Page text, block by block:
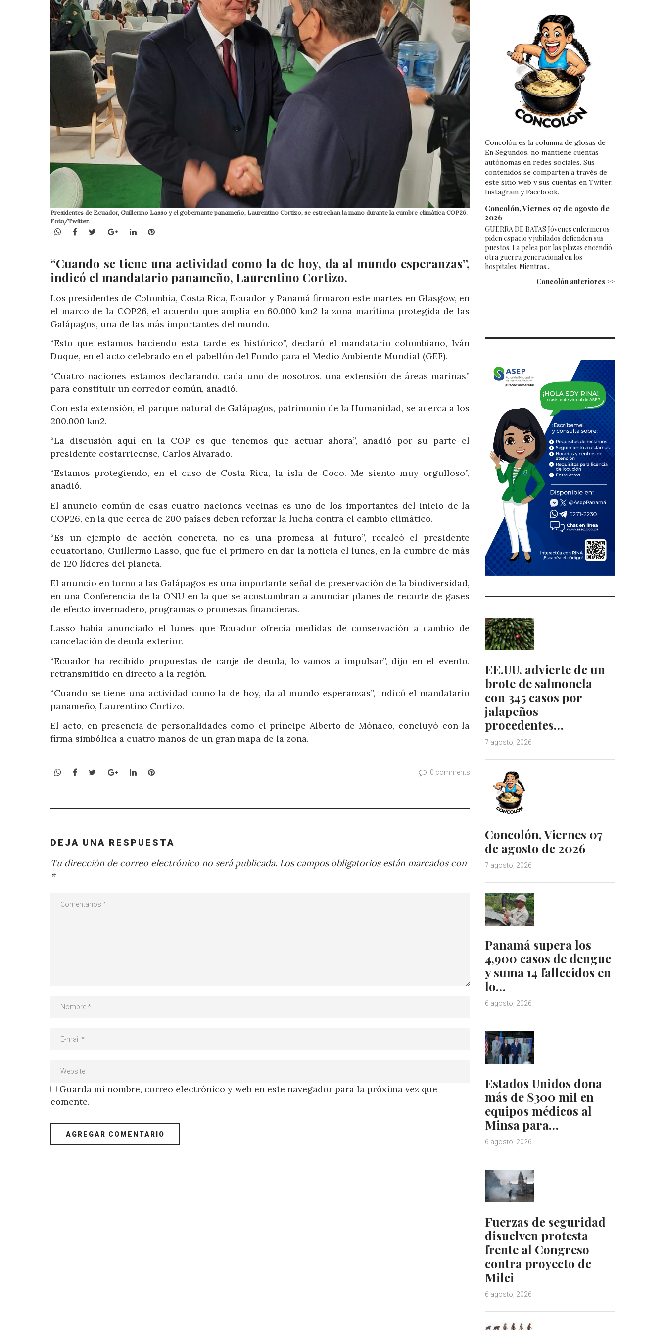
Presidentes de Ecuador, Guillermo Lasso y el gobernante panameño, Laurentino Cortizo, se estrechan la mano durante la cumbre climática COP26.
Foto/Twitter.
WhatsApp
Facebook
TwitterGoogle+LinkedInPinterest
“Cuando se tiene una actividad como la de hoy, da al mundo esperanzas”,
indicó el mandatario panameño, Laurentino Cortizo.
Los presidentes de Colombia, Costa Rica, Ecuador y Panamá firmaron este martes en Glasgow, en
el marco de la COP26, el acuerdo que amplía en 60.000 km2 la zona marítima protegida de las
Galápagos, una de las más importantes del mundo.
“Esto que estamos haciendo esta tarde es histórico”, declaró el mandatario colombiano, Iván
Duque, en el acto celebrado en el pabellón del Fondo para el Medio Ambiente Mundial (GEF).
“Cuatro naciones estamos declarando, cada uno de nosotros, una extensión de áreas marinas”
para constituir un corredor común, añadió.
Con esta extensión, el parque natural de Galápagos, patrimonio de la Humanidad, se acerca a los
200.000 km2.
“La discusión aquí en la COP es que tenemos que actuar ahora”, añadió por su parte el
presidente costarricense, Carlos Alvarado.
“Estamos protegiendo, en el caso de Costa Rica, la isla de Coco. Me siento muy orgulloso”,
añadió.
El anuncio común de esas cuatro naciones vecinas es uno de los importantes del inicio de la
COP26, en la que cerca de 200 países deben reforzar la lucha contra el cambio climático.
“Es un ejemplo de acción concreta, no es una promesa al futuro”, recalcó el presidente
ecuatoriano, Guillermo Lasso, que fue el primero en dar la noticia el lunes, en la cumbre de más
de 120 líderes del planeta.
El anuncio en torno a las Galápagos es una importante señal de preservación de la biodiversidad,
en una Conferencia de la ONU en la que se acostumbran a anunciar planes de recorte de gases
de efecto invernadero, programas o promesas financieras.
Lasso había anunciado el lunes que Ecuador ofrecía medidas de conservación a cambio de
cancelación de deuda exterior.
“Ecuador ha recibido propuestas de canje de deuda, lo vamos a impulsar”, dijo en el evento,
retransmitido en directo a la región.
“Cuando se tiene una actividad como la de hoy, da al mundo esperanzas”, indicó el mandatario
panameño, Laurentino Cortizo.
El acto, en presencia de personalidades como el príncipe Alberto de Mónaco, concluyó con la
firma simbólica a cuatro manos de un gran mapa de la zona.
WhatsApp
Facebook
TwitterGoogle+LinkedInPinterest 0 comments
DEJA UNA RESPUESTA
Tu dirección de correo electrónico no será publicada. Los campos obligatorios están marcados con
*
Guarda mi nombre, correo electrónico y web en este navegador para la próxima vez que
comente.
Concolón es la columna de glosas de
En Segundos, no mantiene cuentas
autónomas en redes sociales. Sus
contenidos se comparten a través de
este sitio web y sus cuentas en Twiter,
Instagram y Facebook.
Concolón, Viernes 07 de agosto de
2026
GUERRA DE BATAS Jóvenes enfermeros
piden espacio y jubilados defienden sus
puestos. La pelea por las plazas encendió
otra guerra generacional en los
hospitales. Mientras...
Concolón anteriores >>
EE.UU. advierte de un
brote de salmonela
con 345 casos por
jalapeños
procedentes…
7 agosto, 2026
Concolón, Viernes 07
de agosto de 2026
7 agosto, 2026
Panamá supera los
4,900 casos de dengue
y suma 14 fallecidos en
lo…
6 agosto, 2026
Estados Unidos dona
más de $300 mil en
equipos médicos al
Minsa para…
6 agosto, 2026
Fuerzas de seguridad
disuelven protesta
frente al Congreso
contra proyecto de
Milei
6 agosto, 2026